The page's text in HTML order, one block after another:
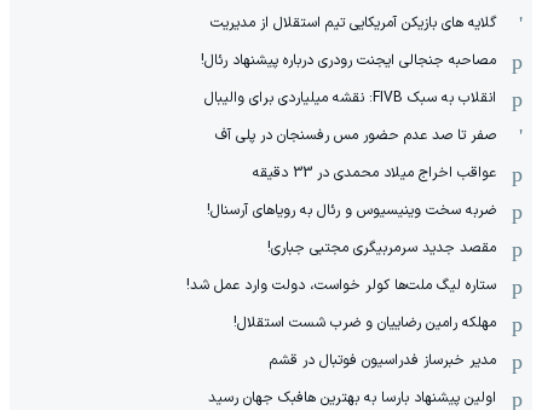
گلایه های بازیکن آمریکایی تیم استقلال از مدیریت
مصاحبه جنجالی ایجنت رودری درباره پیشنهاد رئال!
انقلاب به سبک FIVB: نقشه میلیاردی برای والیبال
صفر تا صد عدم حضور مس رفسنجان در پلی آف
عواقب اخراج میلاد محمدی در 33 دقیقه
ضربه سخت وینیسیوس و رئال به رویاهای آرسنال!
مقصد جدید سرمربیگری مجتبی جباری!
ستاره لیگ ملت‌ها کولر خواست، دولت وارد عمل شد!
مهلکه رامین رضاییان و ضرب شست استقلال!
مدیر خبرساز فدراسیون فوتبال در قشم
اولین پیشنهاد بارسا به بهترین هافبک جهان رسید